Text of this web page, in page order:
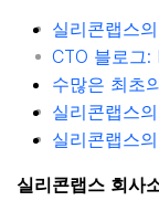
실리콘랩스
CTO 블로그
수많은 최초
실리콘랩스
실리콘랩스
실리콘랩스 회사